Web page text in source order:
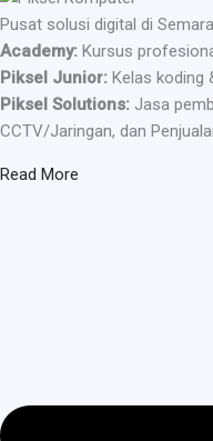
Pusat solusi digital di
Academy: Kursus
Piksel Junior: Kelas koding
Piksel Solutions: Jasa
CCTV/Jaringan, dan
Read More